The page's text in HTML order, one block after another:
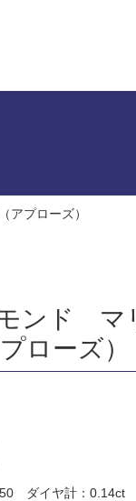
プローズ）
モンド
ローズ）
ダイヤ計：0.14ct